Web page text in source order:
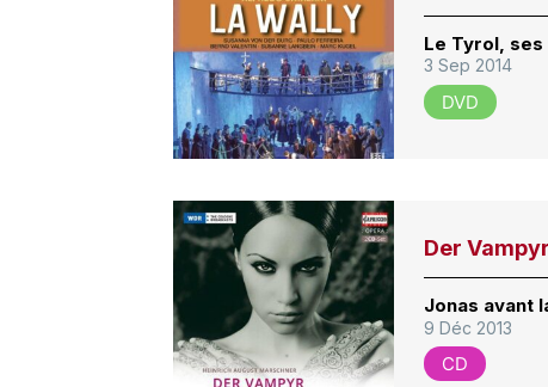
Le Tyrol,
3 Sep 2014
DVD
Der Vampyr
Jonas avant
9 Déc 2013
CD